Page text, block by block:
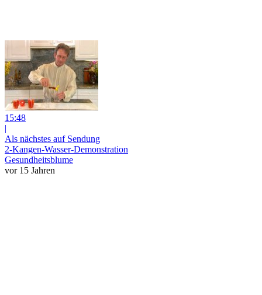
15:48
|
Als nächstes auf Sendung
2-Kangen-Wasser-Demonstration
Gesundheitsblume
vor 15 Jahren